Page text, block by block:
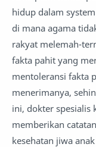
hidup dalam
di mana agama
rakyat melemah-
fakta pahit yang
mentoleransi fakta
menerimanya,
ini, dokter spesialis
memberikan
kesehatan jiwa